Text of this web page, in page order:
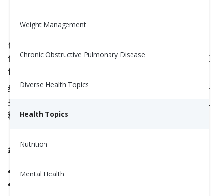
Weight Management
Chronic Obstructive Pulmonary Disease
Diverse Health Topics
Health Topics
Nutrition
Mental Health
你是否曾经测量过血糖，却不知道该如何解读结果？
你是否每天在相同时间测血糖，但总是看到不同的数
值？
经过多年的研究，美国糖尿病协会（ADA）制定了一
些血糖水平的指导标准，帮助你更好地了解自己的血
糖情况。
餐前和餐后的血糖值应该是多少？
餐前:80-130 mg/dL